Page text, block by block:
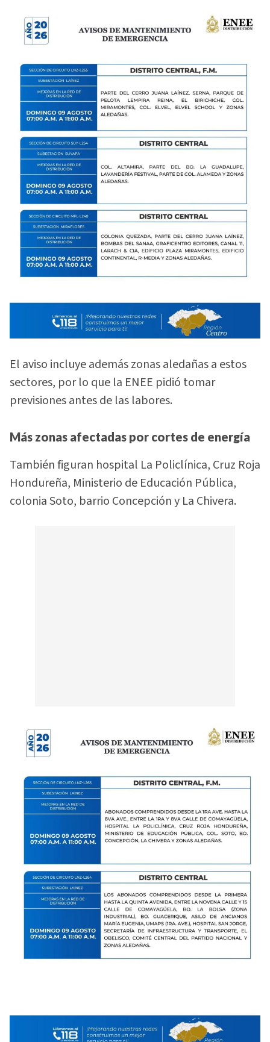
El aviso incluye además zonas aledañas a estos
sectores, por lo que la ENEE pidió tomar
previsiones antes de las labores.
Más zonas afectadas por cortes de energía
También figuran hospital La Policlínica, Cruz Roja
Hondureña, Ministerio de Educación Pública,
colonia Soto, barrio Concepción y La Chivera.